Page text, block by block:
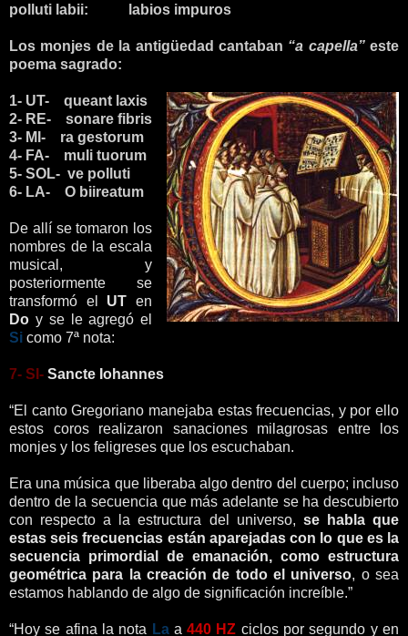
polluti labii:
labios impuros
Los monjes de la antigüedad cantaban “a capella”este
poema sagrado:
1- UT- queant laxis
2- RE- sonare fibris
3- MI- ra gestorum
4- FA- muli tuorum
5- SOL- ve polluti
6- LA- O biireatum
De allí se tomaron los
nombres de la escala
musical, y
posteriormente se
transformó el UT en
Do y se le agregó el
Si como 7ª nota:
7- SI- Sancte Iohannes
“El canto Gregoriano manejaba estas frecuencias, y por ello
estos coros realizaron sanaciones milagrosas entre los
monjes y los feligreses que los escuchaban.
Era una música que liberaba algo dentro del cuerpo; incluso
dentro de la secuencia que más adelante se ha descubierto
con respecto a la estructura del universo, se habla que
estas seis frecuencias están aparejadas con lo que es la
secuencia primordial de emanación, como estructura
geométrica para la creación de todo el universo, o sea
estamos hablando de algo de significación increíble.”
“Hoy se afina la nota Laa440 HZ ciclos por segundo y en